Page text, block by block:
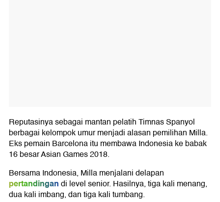
Reputasinya sebagai mantan pelatih Timnas Spanyol
berbagai kelompok umur menjadi alasan pemilihan Milla.
Eks pemain Barcelona itu membawa Indonesia ke babak
16 besar Asian Games 2018.
Bersama Indonesia, Milla menjalani delapan
pertandingandi level senior. Hasilnya, tiga kali menang,
dua kali imbang, dan tiga kali tumbang.